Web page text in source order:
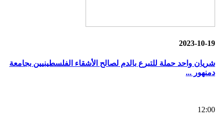
2023-10-19
شريان واحد حملة للتبرع بالدم لصالح الأشقاء الفلسطينيين بجامعة
دمنهور ...
12:00